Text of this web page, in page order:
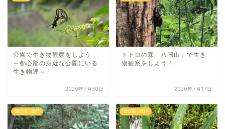
公園で生き物観察をしよう
～都心部の身近な公園にいる
生き物達～
2020年7月30日
トトロの森「八国山」で生き
物観察をしよう！
2020年7月17日
遊び場・旅行 遊び場・旅行